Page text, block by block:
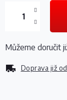
Doprava již od
Můžeme doručit